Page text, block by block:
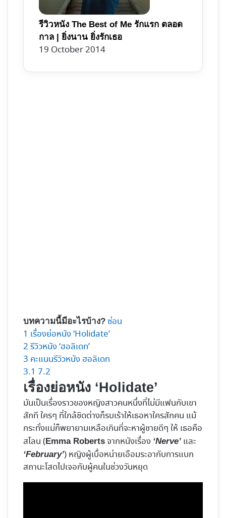
รีวิวหนัง The Best of Me รักแรก ตลอด
กาล | ยิ่งนาน ยิ่งรักเธอ
19 October 2014
บทความนี้มีอะไรบ้าง? ซ่อน
1 เรื่องย่อหนัง ‘Holidate’
2 รีวิวหนัง ‘ฮอลิเดท’
3 คะแนนรีวิวหนัง ฮอลิเดท
3.1 7.2
เรื่องย่อหนัง ‘Holidate’
มันเป็นเรื่องราวของหญิงสาวคนหนึ่งที่ไม่มีแฟนกับเขา
สักที ใครๆ ที่ใกล้ชิดต่างก็รบเร้าให้เธอหาใครสักคน แม้
กระทั่งแม่ก็พยายามเหลือเกินที่จะหาผู้ชายดีๆ ให้ เธอคือ
สโลน (Emma Roberts จากหนังเรื่อง ‘Nerve’ และ
‘February’) หญิงผู้เบื่อหน่ายเอือมระอากับการแบก
สถานะโสดไปเจอกับผู้คนในช่วงวันหยุด